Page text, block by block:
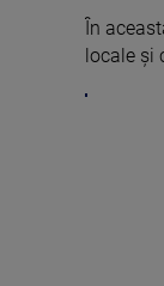
În
locale și